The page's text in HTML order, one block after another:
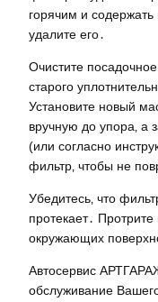
горячим и
удалите его․
Очистите
старого
Установите новый
вручную до упора‚ а
(или согласно
фильтр‚ чтобы не
Убедитесь‚ что
протекает․
окружающих
Автосервис
обслуживание